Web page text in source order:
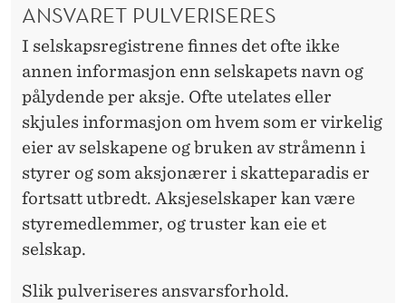
ANSVARET PULVERISERES
I selskapsregistrene finnes det ofte ikke
annen informasjon enn selskapets navn og
pålydende per aksje. Ofte utelates eller
skjules informasjon om hvem som er virkelig
eier av selskapene og bruken av stråmenn i
styrer og som aksjonærer i skatteparadis er
fortsatt utbredt. Aksjeselskaper kan være
styremedlemmer, og truster kan eie et
selskap.
Slik pulveriseres ansvarsforhold.